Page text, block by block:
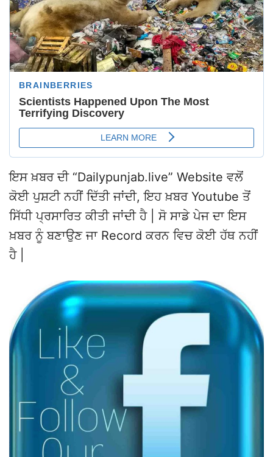
ਇਸ ਖ਼ਬਰ ਦੀ “Dailypunjab.live” Website ਵਲੋਂ
ਕੋਈ ਪੁਸ਼ਟੀ ਨਹੀਂ ਦਿੱਤੀ ਜਾਂਦੀ, ਇਹ ਖ਼ਬਰ Youtube ਤੋਂ
ਸਿੱਧੀ ਪ੍ਰਸਾਰਿਤ ਕੀਤੀ ਜਾਂਦੀ ਹੈ | ਸੋ ਸਾਡੇ ਪੇਜ ਦਾ ਇਸ
ਖ਼ਬਰ ਨੂੰ ਬਣਾਉਣ ਜਾ Record ਕਰਨ ਵਿਚ ਕੋਈ ਹੱਥ ਨਹੀਂ
ਹੈ |